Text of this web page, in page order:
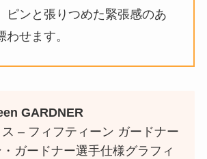
ピンと張りつめた緊張感のあ
わせます。
GARDNER
– フィフティーン ガードナー
ガードナー選手仕様グラフィ